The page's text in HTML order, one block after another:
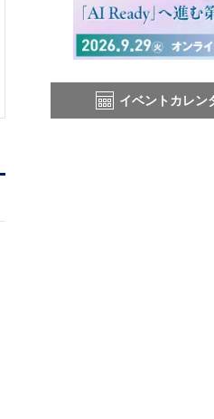
イベントカレン